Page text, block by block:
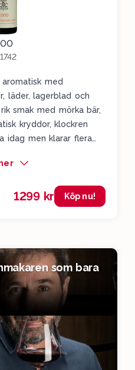
med
läder, lagerblad och
smak med mörka bär,
kryddor, klockren
idag men klarar flera
1299 kr Köp nu!
som bara